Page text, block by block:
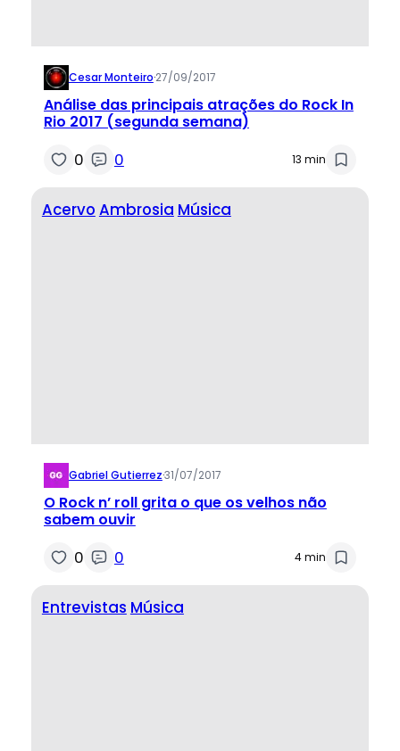
Cesar Monteiro·27/09/2017
Análise das principais atrações do Rock In
Rio 2017 (segunda semana)
0 0 13 min
Acervo Ambrosia Música
Gabriel Gutierrez·31/07/2017
O Rock n’ roll grita o que os velhos não
sabem ouvir
0 0 4 min
Entrevistas Música